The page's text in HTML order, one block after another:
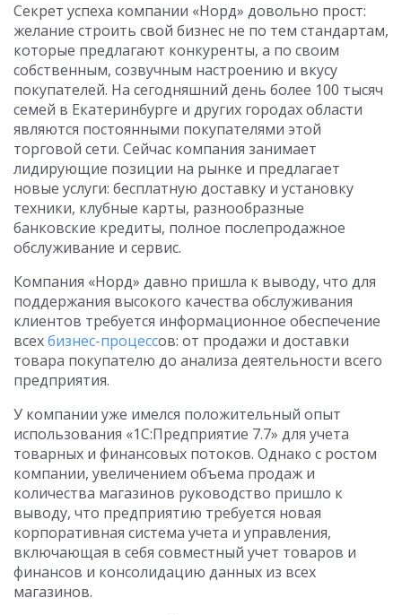
Секрет успеха компании «Норд» довольно прост:
желание строить свой бизнес не по тем стандартам,
которые предлагают конкуренты, а по своим
собственным, созвучным настроению и вкусу
покупателей. На сегодняшний день более 100 тысяч
семей в Екатеринбурге и других городах области
являются постоянными покупателями этой
торговой сети. Сейчас компания занимает
лидирующие позиции на рынке и предлагает
новые услуги: бесплатную доставку и установку
техники, клубные карты, разнообразные
банковские кредиты, полное послепродажное
обслуживание и сервис.
Компания «Норд» давно пришла к выводу, что для
поддержания высокого качества обслуживания
клиентов требуется информационное обеспечение
всехбизнес-процессов: от продажи и доставки
товара покупателю до анализа деятельности всего
предприятия.
У компании уже имелся положительный опыт
использования «1С:Предприятие 7.7» для учета
товарных и финансовых потоков. Однако с ростом
компании, увеличением объема продаж и
количества магазинов руководство пришло к
выводу, что предприятию требуется новая
корпоративная система учета и управления,
включающая в себя совместный учет товаров и
финансов и консолидацию данных из всех
магазинов.